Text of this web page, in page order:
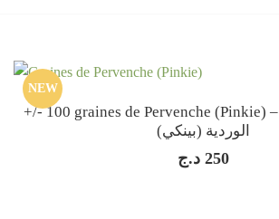
NEW
+/- 100 graines de Pervenche (Pinkie) – بذور نبتة العناقية
الوردية (بينكي)
250 د.ج